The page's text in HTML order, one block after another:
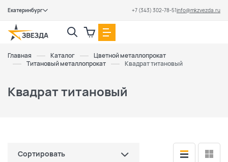
Екатеринбург +7 (343) 302-78-51info@mkzvezda.ru
Главная Каталог
Цветной металлопрокат
Титановый металлопрокат
Квадрат титановый
Квадрат титановый
Сортировать